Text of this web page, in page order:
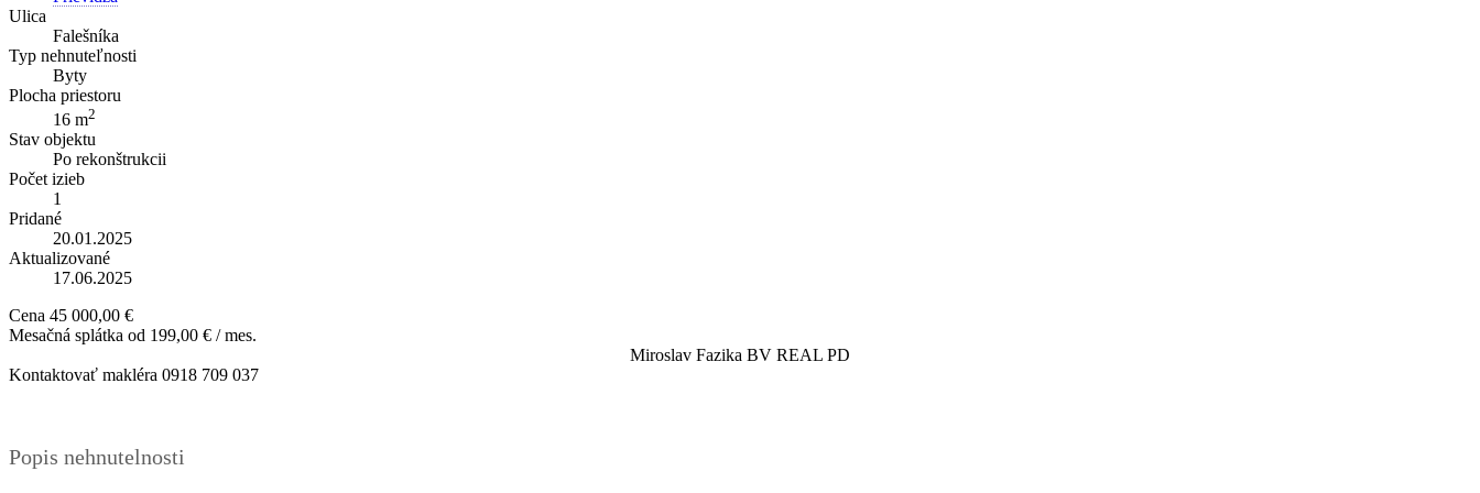
Ulica
Falešníka
Typ nehnuteľnosti
Byty
Plocha priestoru
16 m2
Stav objektu
Po rekonštrukcii
Počet izieb
1
Pridané
20.01.2025
Aktualizované
17.06.2025
Cena 45 000,00 €
Mesačná splátka od 199,00 € / mes.
Miroslav Fazika BV REAL PD
Kontaktovať makléra 0918 709 037
Popis nehnutelnosti